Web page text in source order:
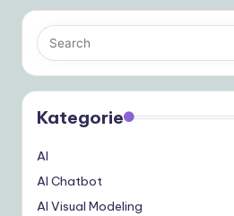
Kategorie
AI
AI Chatbot
AI Visual Modeling